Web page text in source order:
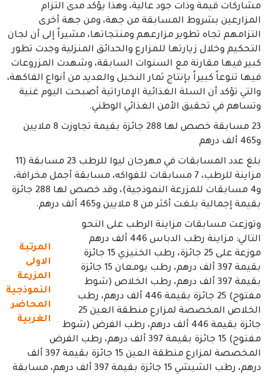
مشاركات قيمة وذات جود عالية، وهذا يؤكد مدى التزام
المزارعين بشروط المسابقة من جهة، ومن جهة أخرى
التزامهم تجاه تطوير مزارعهم ومنتجاتها، مشيراً إلى أن لجان
التحكيم وخلال زيارتها للمزارع والحدائق المنزلية وجدت تطور
كبير فيها مقارنة مع السنوات السابقة، وشهدت المزروعات
فيها تنوعاً كبيراً بإنتاج ثمار النخيل والعديد من أنواع الفاكهة،
والتي تؤكد أن السلة الغذائية الإماراتية أصبحت اليوم غنية
وتساهم في تحقيق الأمن الغذائي الوطني.
23 مسابقة خصص لها 288 جائزة بقيمة تجاوزت 8 ملايين
و465 ألف درهم
بلغ عدد المسابقات في مهرجان ليوا للرطب 23 مسابقة (11
مزاينة للرطب، 7 مسابقات للفواكه، مسابقة أجمل مخرافة،
و4 مسابقات للمزرعة النموذجية)، وقد خصص لها 288 جائزة
بقيمة إجمالية بلغت أكثر من 8 ملايين و465 ألف درهم.
المرتبة
الاولى
المزرعة
النموذجية
المحاضر
الغربية
وتوزعت مسابقات مزاينة الرطب على النحو
التالي: مزاينة رطب الدباس 446 ألف درهم
موزعة على 25 جائزة، رطب الخنيزي 15 جائزة
بقيمة 397 ألف درهم، رطب بومعان 15 جائزة
بقيمة 397 ألف درهم، رطب الخلاص (شوط
مفتوح) 25 جائزة بقيمة 446 ألف درهم، رطب
الخلاص المخصصة لمزارع منطقة العين 25
جائزة بقيمة 446 ألف درهم، رطب الفرض (شوط
مفتوح) 15 جائزة بقيمة 397 ألف درهم، رطب الفرض
المخصصة لمزارع منطقة العين 15 جائزة بقيمة 397 ألف
درهم، رطب الشيشي 15 جائزة بقيمة 397 ألف درهم، مسابقة